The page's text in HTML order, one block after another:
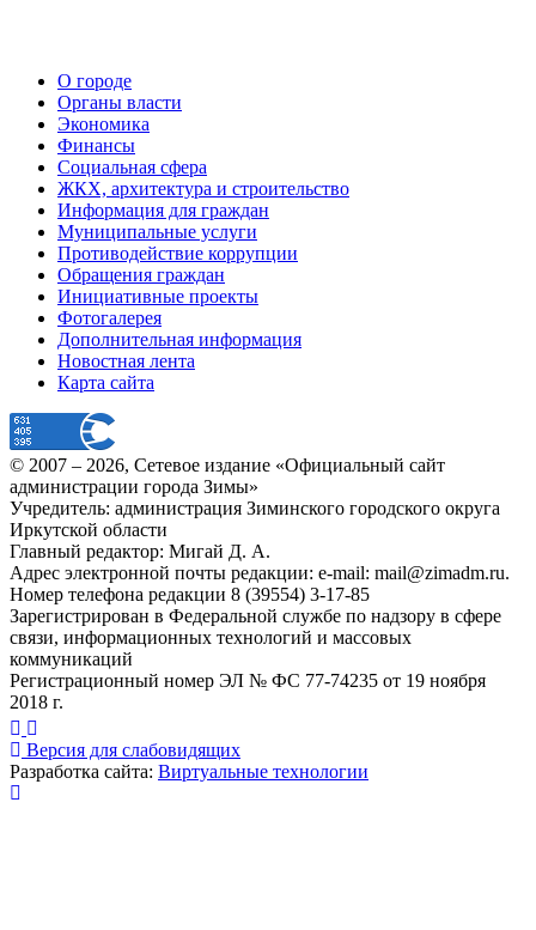
О городе
Органы власти
Экономика
Финансы
Социальная сфера
ЖКХ, архитектура и строительство
Информация для граждан
Муниципальные услуги
Противодействие коррупции
Обращения граждан
Инициативные проекты
Фотогалерея
Дополнительная информация
Новостная лента
Карта сайта
© 2007 – 2026, Сетевое издание «Официальный сайт
администрации города Зимы»
Учредитель: администрация Зиминского городского округа
Иркутской области
Главный редактор: Мигай Д. А.
Адрес электронной почты редакции: e-mail: mail@zimadm.ru.
Номер телефона редакции 8 (39554) 3-17-85
Зарегистрирован в Федеральной службе по надзору в сфере
связи, информационных технологий и массовых
коммуникаций
Регистрационный номер ЭЛ № ФС 77-74235 от 19 ноября
2018 г.
Версия для слабовидящих
Разработка сайта: Виртуальные технологии